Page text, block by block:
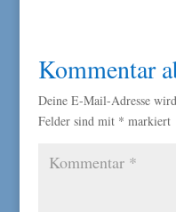
Kommentar
Deine E-Mail-Adresse
Felder sind mit * markiert